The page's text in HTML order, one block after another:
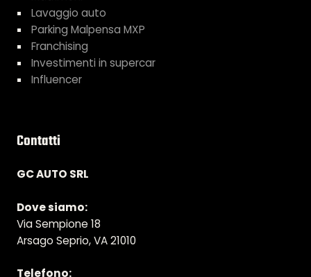
Lavaggio auto
Parking Malpensa MXP
Franchising
Investimenti in supercar
Influencer
Contatti
GC AUTO SRL
Dove siamo:
Via Sempione 18
Arsago Seprio, VA 21010
Telefono: